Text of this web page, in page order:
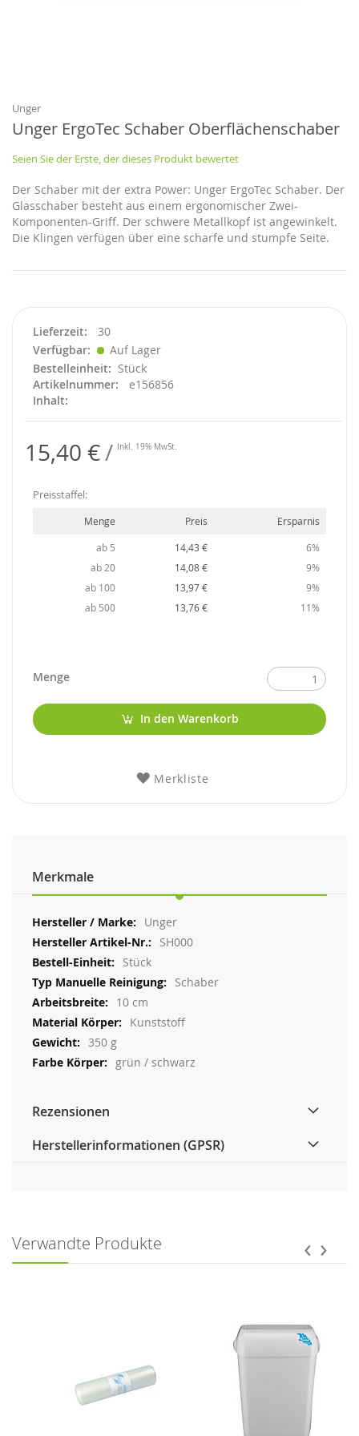
Bildgalerie
springen
Unger
Unger ErgoTec Schaber Oberflächenschaber
Seien Sie der Erste, der dieses Produkt bewertet
Der Schaber mit der extra Power: Unger ErgoTec Schaber. Der
Glasschaber besteht aus einem ergonomischer Zwei-
Komponenten-Griff. Der schwere Metallkopf ist angewinkelt.
Die Klingen verfügen über eine scharfe und stumpfe Seite.
Lieferzeit
30
Verfügbar
Auf Lager
Bestelleinheit
Stück
Artikelnummer
e156856
Inhalt
15,40 € Inkl. 19% MwSt.
Preisstaffel:
Menge Preis Ersparnis
ab 5 14,43 €
6%
ab 20
14,08 €
9%
ab 100
13,97 €
9%
ab 500
13,76 € 11%
Menge
In den Warenkorb
Merkliste
Merkmale
Weitere
Informationen
Unger
SH000
Stück
Schaber
10 cm
Kunststoff
350 g
grün / schwarz
Rezensionen
Herstellerinformationen (GPSR)
Verwandte Produkte ‹ ›